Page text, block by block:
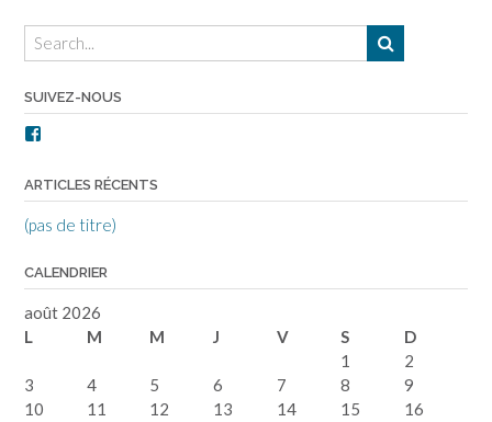
SUIVEZ-NOUS
ARTICLES RÉCENTS
(pas de titre)
CALENDRIER
août 2026
L
M M J V S
D
1
2
3
4 5 6 7 8
9
10
11 12 13 14 15
16